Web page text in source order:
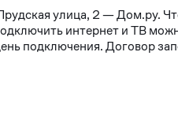
улица, 2 — Дом.ру.
интернет и ТВ
подключения. Договор